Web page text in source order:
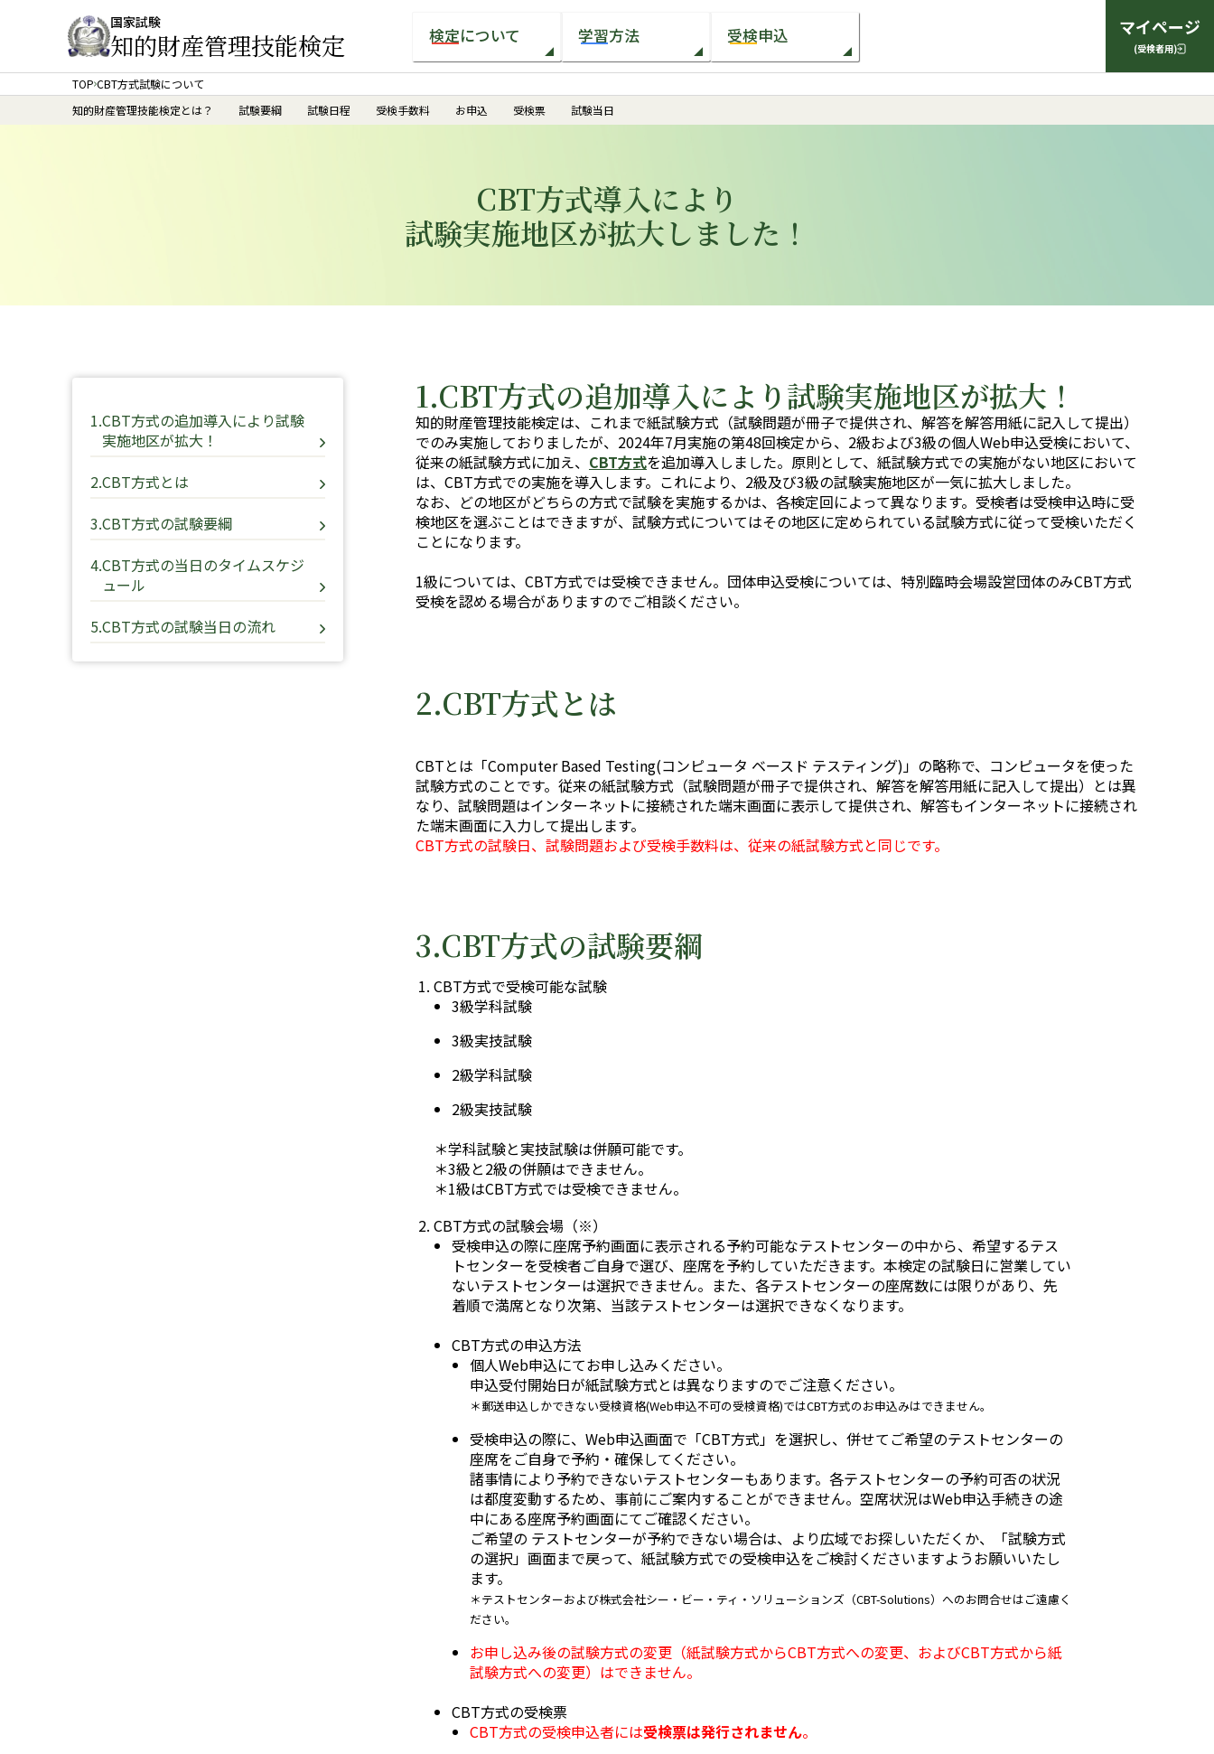
国家試験
知的財産管理技能検定 検定について 学習方法 受検申込 マイページ
(受検者用)
TOP CBT方式試験について
知的財産管理技能検定とは？
試験要綱 試験日程 受検手数料 お申込 受検票 試験当日
CBT方式導入により
試験実施地区が拡大しました！
1.CBT方式の追加導入により試験
実施地区が拡大！
2.CBT方式とは
3.CBT方式の試験要綱
4.CBT方式の当日のタイムスケジ
ュール
5.CBT方式の試験当日の流れ
1.CBT方式の追加導入により試験実施地区が拡大！
知的財産管理技能検定は、これまで紙試験方式（試験問題が冊子で提供され、解答を解答用紙に記入して提出）
でのみ実施しておりましたが、2024年7月実施の第48回検定から、2級および3級の個人Web申込受検において、
従来の紙試験方式に加え、 CBT方式を追加導入しました。原則として、紙試験方式での実施がない地区において
は、CBT方式での実施を導入します。これにより、2級及び3級の試験実施地区が一気に拡大しました。
なお、どの地区がどちらの方式で試験を実施するかは、各検定回によって異なります。受検者は受検申込時に受
検地区を選ぶことはできますが、試験方式についてはその地区に定められている試験方式に従って受検いただく
ことになります。
1級については、CBT方式では受検できません。団体申込受検については、特別臨時会場設営団体のみCBT方式
受検を認める場合がありますのでご相談ください。
2.CBT方式とは
CBTとは「Computer Based Testing(コンピュータ ベースド テスティング)」の略称で、コンピュータを使った
試験方式のことです。従来の紙試験方式（試験問題が冊子で提供され、解答を解答用紙に記入して提出）とは異
なり、試験問題はインターネットに接続された端末画面に表示して提供され、解答もインターネットに接続され
た端末画面に入力して提出します。
CBT方式の試験日、試験問題および受検手数料は、従来の紙試験方式と同じです。
3.CBT方式の試験要綱
CBT方式で受検可能な試験
3級学科試験
3級実技試験
2級学科試験
2級実技試験
＊学科試験と実技試験は併願可能です。
＊3級と2級の併願はできません。
＊1級はCBT方式では受検できません。
CBT方式の試験会場（※）
受検申込の際に座席予約画面に表示される予約可能なテストセンターの中から、希望するテス
トセンターを受検者ご自身で選び、座席を予約していただきます。 本検定の試験日に営業してい
ないテストセンターは選択できません。また、各テストセンターの座席数には限りがあり、先
着順で満席となり次第、当該テストセンターは選択できなくなります。
CBT方式の申込方法
個人Web申込にてお申し込みください。
申込受付開始日が紙試験方式とは異なりますのでご注意ください。
＊郵送申込しかできない受検資格(Web申込不可の受検資格)ではCBT方式のお申込みはできません。
受検申込の際に、Web申込画面で「CBT方式」を選択し、併せてご希望のテストセンターの
座席をご自身で予約・確保してください。
諸事情により予約できないテストセンターもあります。各テストセンターの予約可否の状況
は都度変動するため、事前にご案内することができません。空席状況はWeb申込手続きの途
中にある座席予約画面にてご確認ください。
ご希望の テストセンターが予約できない場合は、より広域でお探しいただくか、「試験方式
の選択」画面まで戻って、紙試験方式での受検申込をご検討くださいますようお願いいたし
ます。
＊テストセンターおよび株式会社シー・ビー・ティ・ソリューションズ（CBT-Solutions）へのお問合せはご遠慮く
ださい。
お申し込み後の試験方式の変更（紙試験方式からCBT方式への変更、およびCBT方式から紙
試験方式への変更）はできません。
CBT方式の受検票
CBT方式の受検申込者には受検票は発行されません。